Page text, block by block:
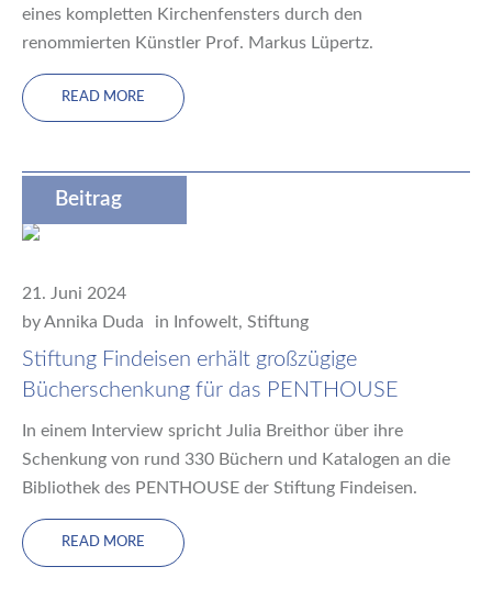
eines kompletten Kirchenfensters durch den
renommierten Künstler Prof. Markus Lüpertz.
READ MORE
Beitrag
21. Juni 2024
byAnnika Duda in Infowelt, Stiftung
Stiftung Findeisen erhält großzügige
Bücherschenkung für das PENTHOUSE
In einem Interview spricht Julia Breithor über ihre
Schenkung von rund 330 Büchern und Katalogen an die
Bibliothek des PENTHOUSE der Stiftung Findeisen.
READ MORE